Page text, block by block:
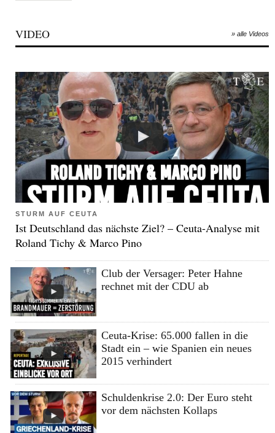
VIDEO » alle Videos
STURM AUF CEUTA
Ist Deutschland das nächste Ziel? – Ceuta-Analyse mit
Roland Tichy & Marco Pino
Club der Versager: Peter Hahne
rechnet mit der CDU ab
Ceuta-Krise: 65.000 fallen in die
Stadt ein – wie Spanien ein neues
2015 verhindert
Schuldenkrise 2.0: Der Euro steht
vor dem nächsten Kollaps